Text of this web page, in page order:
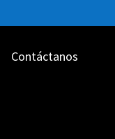
Contáctanos